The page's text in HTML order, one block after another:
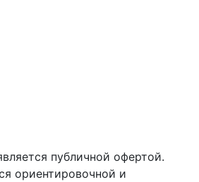
публичной офертой.
ориентировочной и